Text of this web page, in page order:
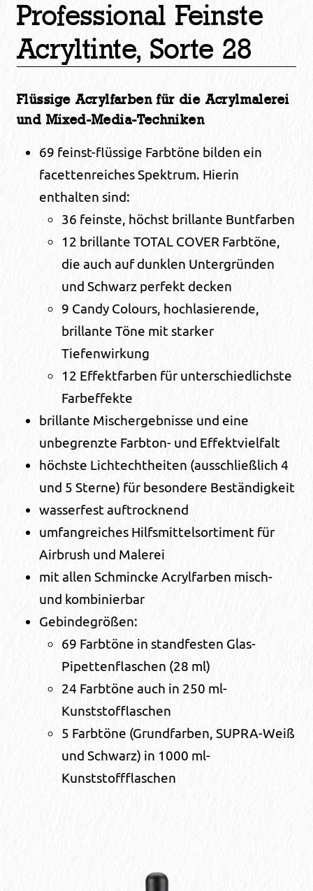
Professional Feinste
Acryltinte, Sorte 28
Flüssige Acrylfarben für die Acrylmalerei
und Mixed-Media-Techniken
69 feinst-flüssige Farbtöne bilden ein
facettenreiches Spektrum. Hierin
enthalten sind:
36 feinste, höchst brillante Buntfarben
12 brillante TOTAL COVER Farbtöne,
die auch auf dunklen Untergründen
und Schwarz perfekt decken
9 Candy Colours, hochlasierende,
brillante Töne mit starker
Tiefenwirkung
12 Effektfarben für unterschiedlichste
Farbeffekte
brillante Mischergebnisse und eine
unbegrenzte Farbton- und Effektvielfalt
höchste Lichtechtheiten (ausschließlich 4
und 5 Sterne) für besondere Beständigkeit
wasserfest auftrocknend
umfangreiches Hilfsmittelsortiment für
Airbrush und Malerei
mit allen Schmincke Acrylfarben misch-
und kombinierbar
Gebindegrößen:
69 Farbtöne in standfesten Glas-
Pipettenflaschen (28 ml)
24 Farbtöne auch in 250 ml-
Kunststofflaschen
5 Farbtöne (Grundfarben, SUPRA-Weiß
und Schwarz) in 1000 ml-
Kunststoffflaschen